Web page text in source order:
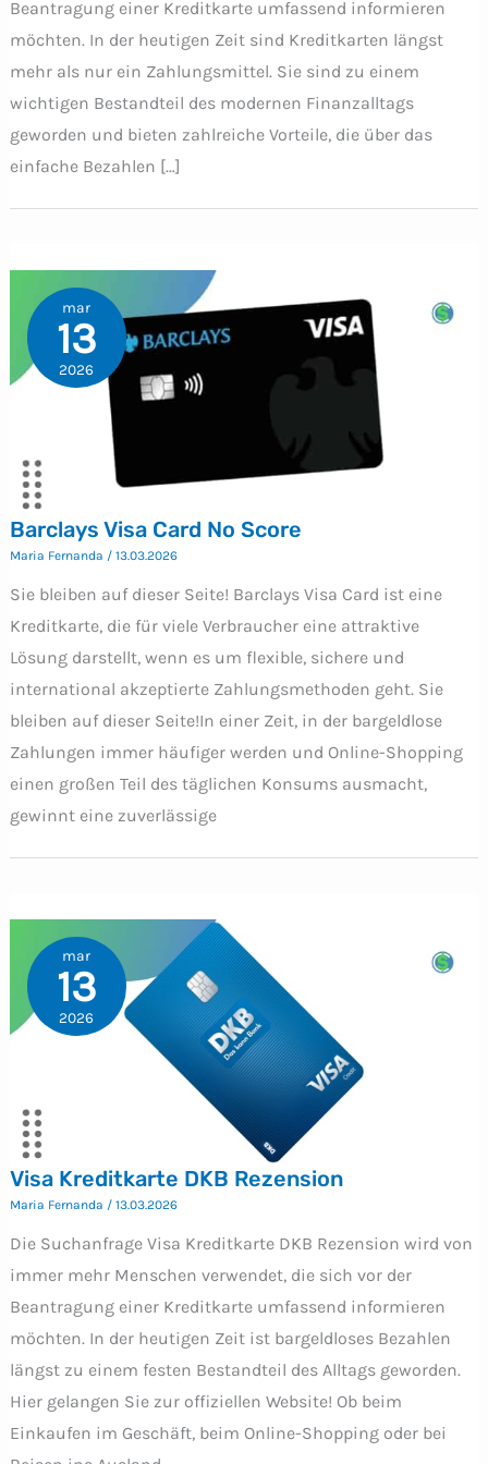
Beantragung einer Kreditkarte umfassend informieren
möchten. In der heutigen Zeit sind Kreditkarten längst
mehr als nur ein Zahlungsmittel. Sie sind zu einem
wichtigen Bestandteil des modernen Finanzalltags
geworden und bieten zahlreiche Vorteile, die über das
einfache Bezahlen […]
mar
13
2026
Barclays Visa Card No Score
Maria Fernanda / 13.03.2026
Sie bleiben auf dieser Seite! Barclays Visa Card ist eine
Kreditkarte, die für viele Verbraucher eine attraktive
Lösung darstellt, wenn es um flexible, sichere und
international akzeptierte Zahlungsmethoden geht. Sie
bleiben auf dieser Seite!In einer Zeit, in der bargeldlose
Zahlungen immer häufiger werden und Online-Shopping
einen großen Teil des täglichen Konsums ausmacht,
gewinnt eine zuverlässige
mar
13
2026
Visa Kreditkarte DKB Rezension
Maria Fernanda / 13.03.2026
Die Suchanfrage Visa Kreditkarte DKB Rezension wird von
immer mehr Menschen verwendet, die sich vor der
Beantragung einer Kreditkarte umfassend informieren
möchten. In der heutigen Zeit ist bargeldloses Bezahlen
längst zu einem festen Bestandteil des Alltags geworden.
Hier gelangen Sie zur offiziellen Website! Ob beim
Einkaufen im Geschäft, beim Online-Shopping oder bei